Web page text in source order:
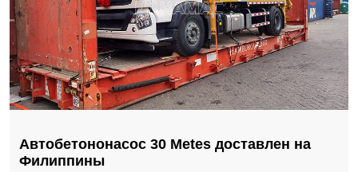
Автобетононасос 30 Metes доставлен на
Филиппины